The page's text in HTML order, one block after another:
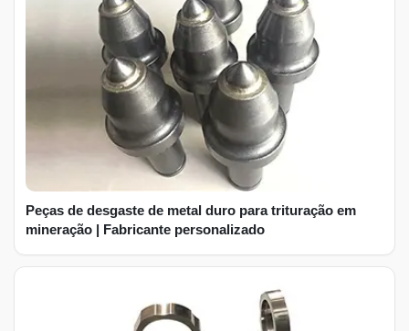
Peças de desgaste de metal duro para trituração em
mineração | Fabricante personalizado